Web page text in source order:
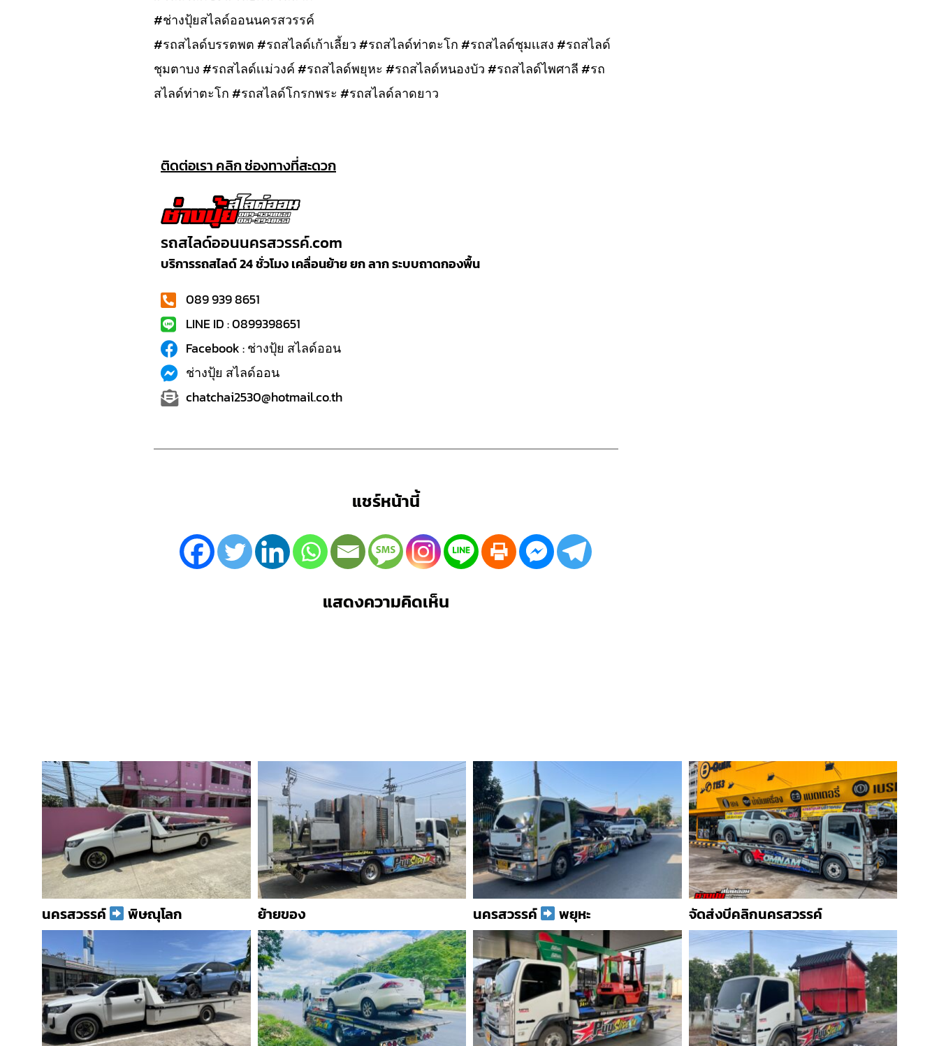
#ช่างปุ้ยสไลด์ออนนครสวรรค์
#รถสไลด์บรรตพต #รถสไลด์เก้าเลี้ยว #รถสไลด์ท่าตะโก #รถสไลด์ชุมเเสง #รถสไลด์
ชุมตาบง #รถสไลด์เเม่วงค์ #รถสไลด์พยุหะ #รถสไลด์หนองบัว #รถสไลด์ไพศาลี #รถ
สไลด์ท่าตะโก #รถสไลด์โกรกพระ #รถสไลด์ลาดยาว
ติดต่อเรา คลิก ช่องทางที่สะดวก
รถสไลด์ออนนครสวรรค์.com
บริการรถสไลด์ 24 ชั่วโมง เคลื่อนย้าย ยก ลาก ระบบถาดกองพื้น
089 939 8651
LINE ID : 0899398651
Facebook : ช่างปุ้ย สไลด์ออน
ช่างปุ้ย สไลด์ออน
chatchai2530@hotmail.co.th
แชร์หน้านี้
แสดงความคิดเห็น
นครสวรรค์ พิษณุโลก ย้ายของ นครสวรรค์ พยุหะ จัดส่งบีคลิกนครสวรรค์